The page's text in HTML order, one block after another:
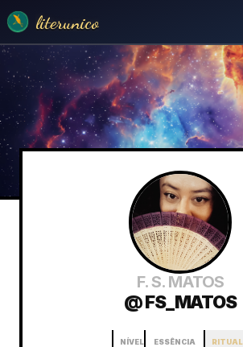
literunico
F. S. MATOS
@ FS_MATOS
NÍVEL ESSÊNCIA RITUAL